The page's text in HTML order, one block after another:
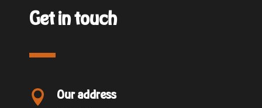
Get in touch
 Our address